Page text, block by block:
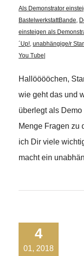
Als Demonstrator
BastelwerkstattBande,
einsteigen als
´Up!, unabhängige/r
You Tube
Hallööööchen,
wie geht das und
überlegt als
Menge Fragen zu
ich Dir viele
macht ein
4
01, 2018